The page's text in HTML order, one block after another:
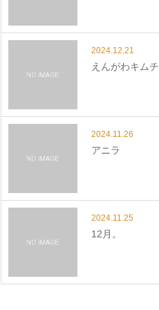
2024.12.21
えんがわキムチ
2024.11.26
アニラ
2024.11.25
12月。